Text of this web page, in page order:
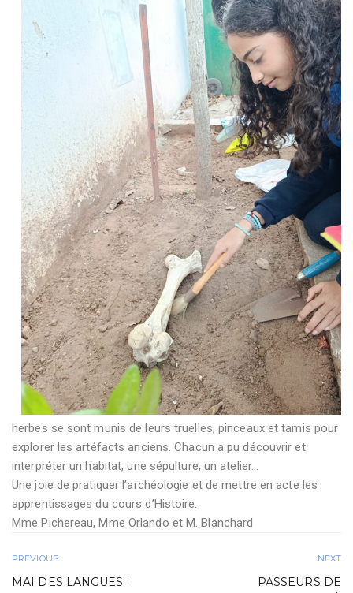
herbes se sont munis de leurs truelles, pinceaux et tamis pour
explorer les artéfacts anciens. Chacun a pu découvrir et
interpréter un habitat, une sépulture, un atelier…
Une joie de pratiquer l’archéologie et de mettre en acte les
apprentissages du cours d’Histoire.
Mme Pichereau, Mme Orlando et M. Blanchard
PREVIOUS
MAI DES LANGUES :
NEXT
PASSEURS DE